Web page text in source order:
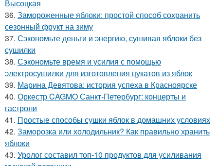
Высоцкая
36. Замороженные яблоки: простой способ сохранить
сезонный фрукт на зиму
37. Сэкономьте деньги и энергию, сушивая яблоки без
сушилки
38. Сэкономьте время и усилия с помощью
электросушилки для изготовления цукатов из яблок
39. Марина Девятова: история успеха в Красноярске
40. Оркестр CAGMO Санкт-Петербург: концерты и
гастроли
41. Простые способы сушки яблок в домашних условиях
42. Заморозка или холодильник? Как правильно хранить
яблоки
43. Уролог составил топ-10 продуктов для усиливания